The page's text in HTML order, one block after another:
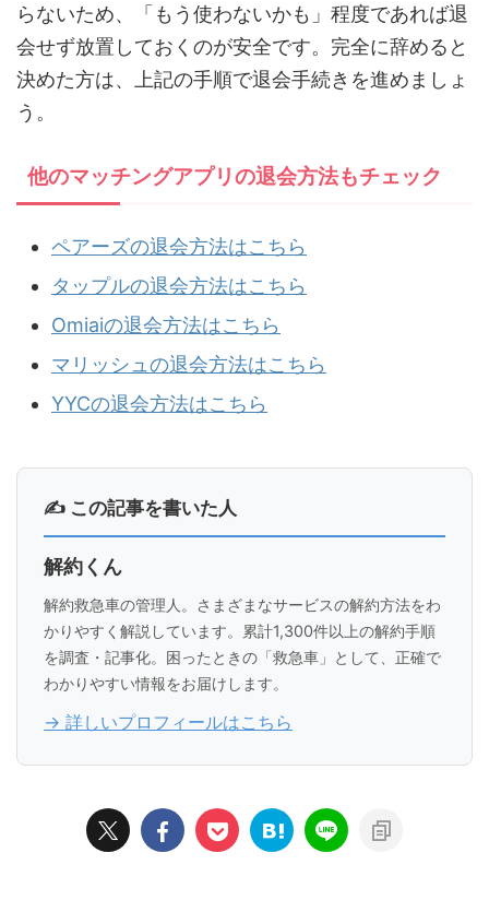
らないため、「もう使わないかも」程度であれば退
会せず放置しておくのが安全です。完全に辞めると
決めた方は、上記の手順で退会手続きを進めましょ
う。
他のマッチングアプリの退会方法もチェック
ペアーズの退会方法はこちら
タップルの退会方法はこちら
Omiaiの退会方法はこちら
マリッシュの退会方法はこちら
YYCの退会方法はこちら
✍ この記事を書いた人
解約くん
解約救急車の管理人。さまざまなサービスの解約方法をわ
かりやすく解説しています。累計1,300件以上の解約手順
を調査・記事化。困ったときの「救急車」として、正確で
わかりやすい情報をお届けします。
→ 詳しいプロフィールはこちら